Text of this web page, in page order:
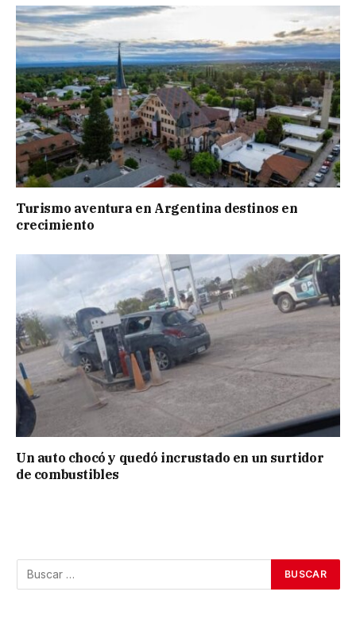
Turismo aventura en Argentina destinos en
crecimiento
Un auto chocó y quedó incrustado en un surtidor
de combustibles